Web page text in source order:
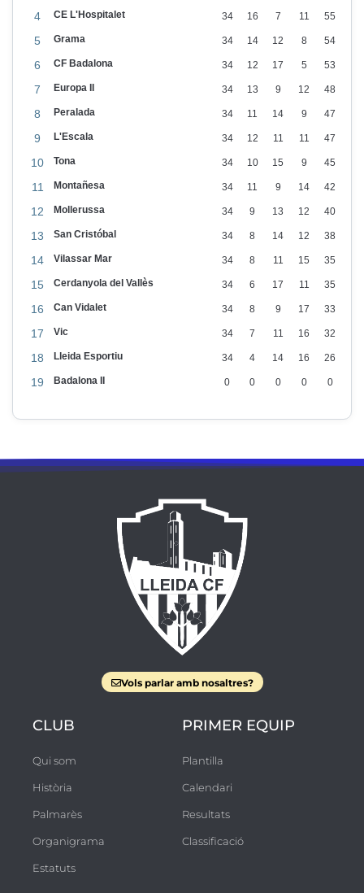
4 CE L'Hospitalet 34 16 7 11 55
5 Grama 34 14 12 8 54
6 CF Badalona 34 12 17 5 53
7 Europa II 34 13 9 12 48
8 Peralada 34 11 14 9 47
9 L'Escala 34 12 11 11 47
10 Tona 34 10 15 9 45
11 Montañesa 34 11 9 14 42
12 Mollerussa 34 9 13 12 40
13 San Cristóbal 34 8 14 12 38
14 Vilassar Mar 34 8 11 15 35
15 Cerdanyola del Vallès 34 6 17 11 35
16 Can Vidalet 34 8 9 17 33
17 Vic 34 7 11 16 32
18 Lleida Esportiu 34 4 14 16 26
19 Badalona II 0 0 0 0 0
Vols parlar amb nosaltres?
CLUB
Qui som
Història
Palmarès
Organigrama
Estatuts
PRIMER EQUIP
Plantilla
Calendari
Resultats
Classificació